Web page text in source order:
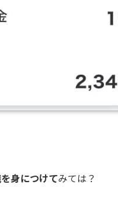
身につけてみては？